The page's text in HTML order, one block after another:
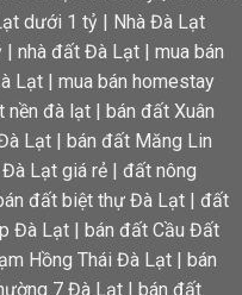
dưới 1 tỷ | Nhà Đà Lạt
| nhà đất Đà Lạt | mua bán
Lạt | mua bán homestay
nền đà lạt | bán đất Xuân
Lạt | bán đất Măng Lin
Lạt giá rẻ | đất nông
đất biệt thự Đà Lạt | đất
Đà Lạt | bán đất Cầu Đất
Hồng Thái Đà Lạt | bán
7 Đà Lạt | bán đất